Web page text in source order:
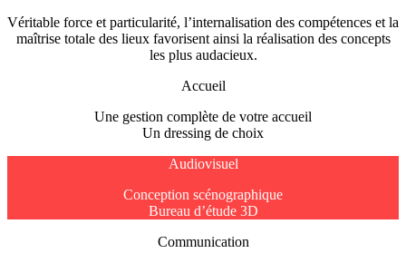
Véritable force et particularité, l’internalisation des compétences et la
maîtrise totale des lieux favorisent ainsi la réalisation des concepts
les plus audacieux.
Accueil
Une gestion complète de votre accueil
Un dressing de choix
Audiovisuel
Conception scénographique
Bureau d’étude 3D
Communication